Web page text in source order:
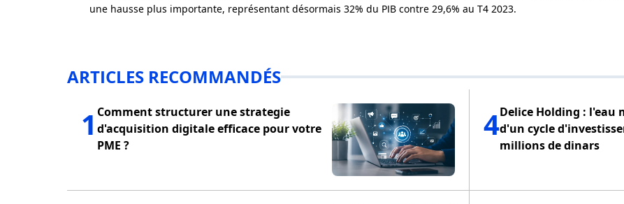
une hausse plus importante, représentant désormais 32% du PIB contre 29,6% au T4 2023.
ARTICLES RECOMMANDÉS
1 Comment structurer une strategie
d'acquisition digitale efficace pour votre
PME ?
4Delice Holding : l'eau
d'un cycle
millions de dinars